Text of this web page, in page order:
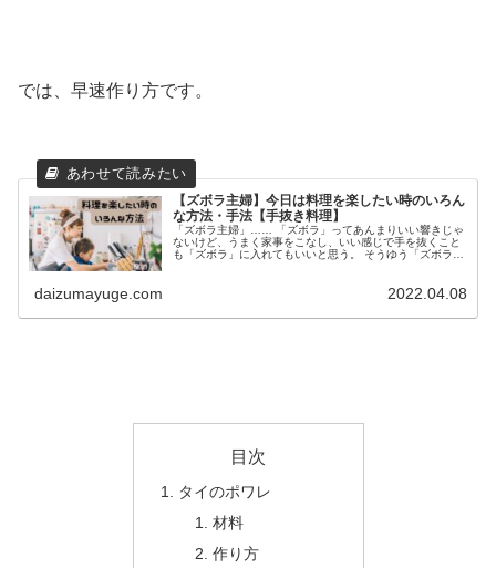
では、早速作り方です。
【ズボラ主婦】今日は料理を楽したい時のいろん
な方法・手法【手抜き料理】
「ズボラ主婦」…… 「ズボラ」ってあんまりいい響きじゃ
ないけど、うまく家事をこなし、いい感じで手を抜くこと
も「ズボラ」に入れてもいいと思う。 そうゆう「ズボラ主
daizumayuge.com 2022.04.08
目次
タイのポワレ
材料
作り方